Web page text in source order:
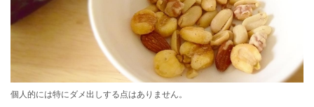
個人的には特にダメ出しする点はありません。